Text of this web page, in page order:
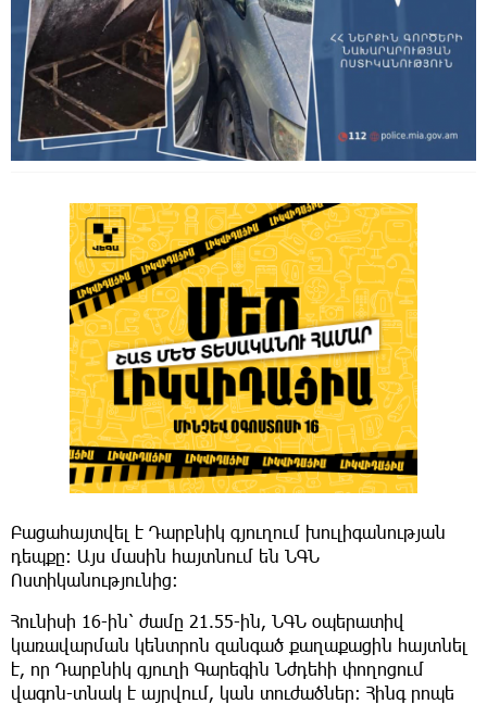
Բացահայտվել է Դարբնիկ գյուղում խուլիգանության
դեպքը: Այս մասին հայտնում են ՆԳՆ
Ոստիկանությունից:
Հունիսի 16-ին՝ ժամը 21.55-ին, ՆԳՆ օպերատիվ
կառավարման կենտրոն զանգած քաղաքացին հայտնել
է, որ Դարբնիկ գյուղի Գարեգին Նժդեհի փողոցում
վագոն-տնակ է այրվում, կան տուժածներ։ Հինգ րոպե